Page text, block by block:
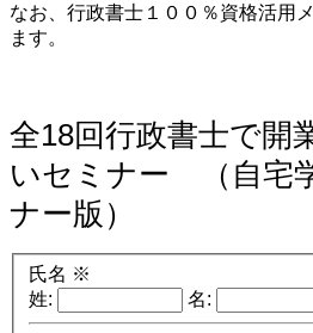
なお、行政書士１００％資格活用
ます。
全18回行政書士で開
いセミナー （自宅
ナー版）
氏名 ※
姓:
名: